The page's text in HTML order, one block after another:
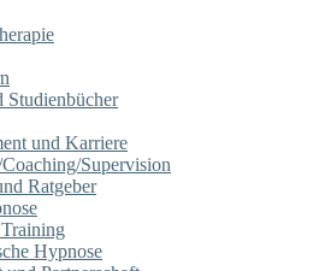
Studienbücher
und Karriere
Supervision
Ratgeber
Hypnose